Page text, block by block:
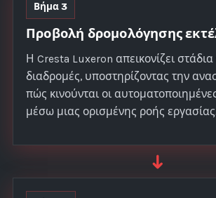
Βήμα 3
Προβολή δρομολόγησης
Η Cresta Luxeron απεικονίζει στάδια
διαδρομές, υποστηρίζοντας την
πώς κινούνται οι
μέσω μιας ορισμένης ροής εργασίας.
➜